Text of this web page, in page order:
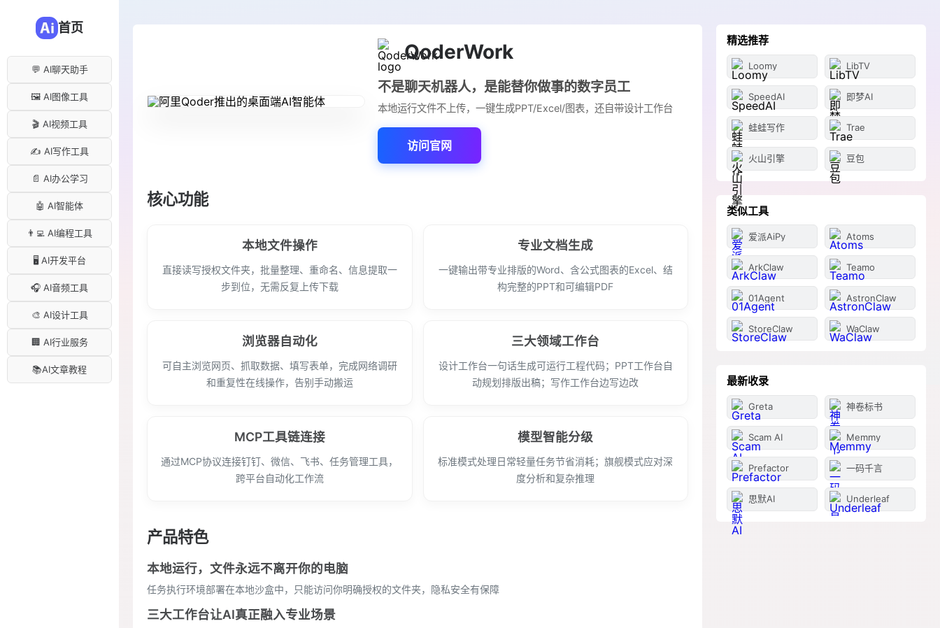
首页
💬 AI聊天助手
🖼️ AI图像工具
🎬 AI视频工具
✍️ AI写作工具
📄 AI办公学习
🤖 AI智能体
👨‍💻 AI编程工具
🖥️ AI开发平台
🎧 AI音频工具
🎨 AI设计工具
🏢 AI行业服务
📚AI文章教程
QoderWork
不是聊天机器人，是能替你做事的数字员工
本地运行文件不上传，一键生成PPT/Excel/图表，还自带设计工作台
访问官网
核心功能
本地文件操作
直接读写授权文件夹，批量整理、重命名、信息提取一
步到位，无需反复上传下载
专业文档生成
一键输出带专业排版的Word、含公式图表的Excel、结
构完整的PPT和可编辑PDF
浏览器自动化
可自主浏览网页、抓取数据、填写表单，完成网络调研
和重复性在线操作，告别手动搬运
三大领域工作台
设计工作台一句话生成可运行工程代码；PPT工作台自
动规划排版出稿；写作工作台边写边改
MCP工具链连接
通过MCP协议连接钉钉、微信、飞书、任务管理工具，
跨平台自动化工作流
模型智能分级
标准模式处理日常轻量任务节省消耗；旗舰模式应对深
度分析和复杂推理
产品特色
本地运行，文件永远不离开你的电脑
任务执行环境部署在本地沙盒中，只能访问你明确授权的文件夹，隐私安全有保障
三大工作台让AI真正融入专业场景
精选推荐
Loomy LibTV
SpeedAI 即梦AI
蛙蛙写作 Trae
火山引擎 豆包
类似工具
爱派AiPy Atoms
ArkClaw Teamo
01Agent AstronClaw
StoreClaw WaClaw
最新收录
Greta 神卷标书
Scam AI Memmy
Prefactor 一码千言
思默AI Underleaf